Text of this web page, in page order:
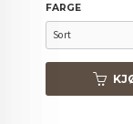
FARGE